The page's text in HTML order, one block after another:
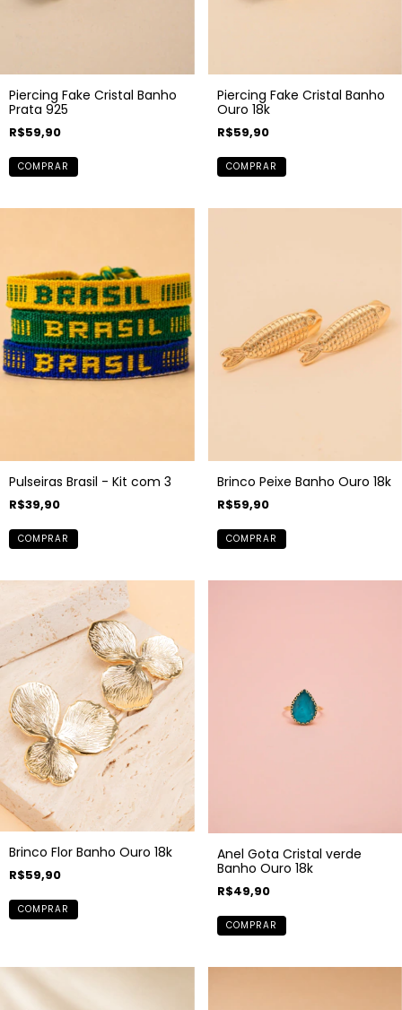
Piercing Fake Cristal Banho
Prata 925
R$59,90
COMPRAR
Piercing Fake Cristal Banho
Ouro 18k
R$59,90
COMPRAR
Pulseiras Brasil - Kit com 3
R$39,90
COMPRAR
Brinco Peixe Banho Ouro 18k
R$59,90
COMPRAR
Brinco Flor Banho Ouro 18k
R$59,90
COMPRAR
Anel Gota Cristal verde
Banho Ouro 18k
R$49,90
COMPRAR